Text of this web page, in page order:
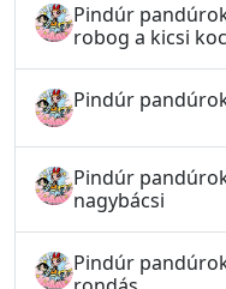
Pindúr pandúrok
robog a kicsi
Pindúr
Pindúr
nagybácsi
Pindúr